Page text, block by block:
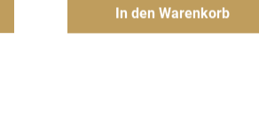
In den Warenkorb